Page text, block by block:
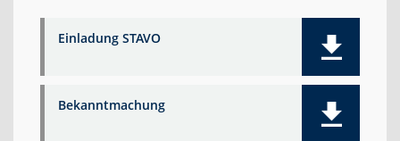
Einladung STAVO
Bekanntmachung